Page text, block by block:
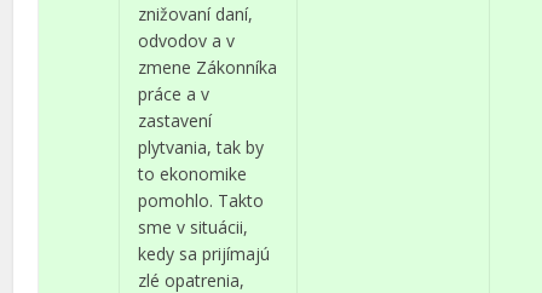
znižovaní daní,
odvodov a v
zmene Zákonníka
práce a v
zastavení
plytvania, tak by
to ekonomike
pomohlo. Takto
sme v situácii,
kedy sa prijímajú
zlé opatrenia,